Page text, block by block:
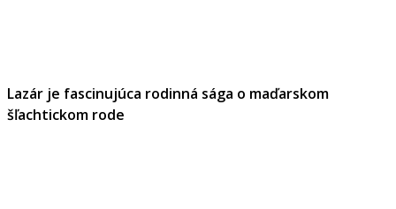
Lazár je fascinujúca rodinná sága o maďarskom
šľachtickom rode